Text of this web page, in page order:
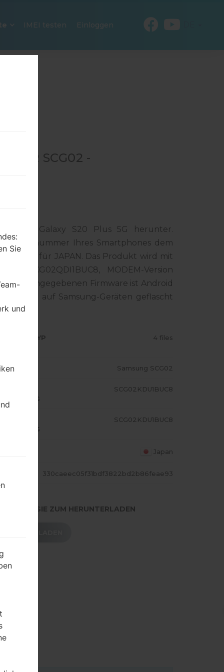
IMEI testen Einloggen
FÜR SCG02 -
Galaxy S20 Plus 5G herunter.
Ihres Smartphones dem
KDI ist für JAPAN. Das Produkt wird mit
SCG02QDI1BUC8, MODEM-Version
der angegebenen Firmware ist Android
auf Samsung-Geräten geflascht
TYP 4 files
Samsung SCG02
SCG02KDU1BUC8
SCG02KDU1BUC8
Japan
330caeec05f31bdf3822bd2b86feae93
SIE ZUM HERUNTERLADEN
Sie
und